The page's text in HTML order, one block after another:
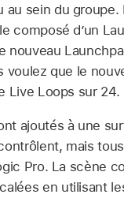
sein du
d’un
que le
Live Loops sur 24.
ajoutés à une
mais
Pro. La scène
en utilisant